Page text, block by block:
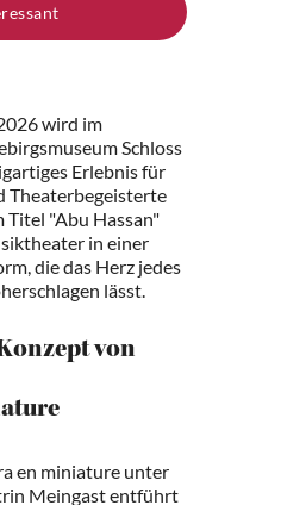
wird im
Schloss
Erlebnis für
Theaterbegeisterte
Titel "Abu Hassan"
in einer
die das Herz jedes
lässt.
von
en miniature unter
Meingast entführt